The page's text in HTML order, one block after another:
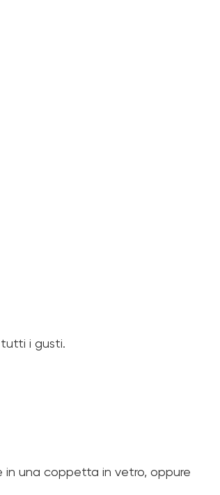
i gusti.
in una coppetta in vetro, oppure